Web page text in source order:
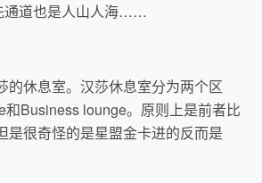
通道也是人山人海……
的休息室。汉莎休息室分为两个区
Business lounge。原则上是前者比
是很奇怪的是星盟金卡进的反而是